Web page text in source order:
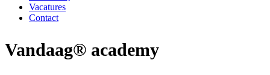
Vacatures
Contact
Vandaag® academy